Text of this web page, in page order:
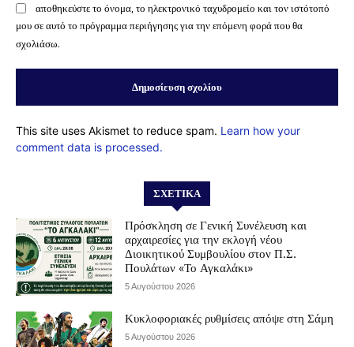
αποθηκεύστε το όνομα, το ηλεκτρονικό ταχυδρομείο και τον ιστότοπό
μου σε αυτό το πρόγραμμα περιήγησης για την επόμενη φορά που θα
σχολιάσω.
This site uses Akismet to reduce spam. Learn how your
comment data is processed.
ΣΧΕΤΙΚΆ
Πρόσκληση σε Γενική Συνέλευση και
αρχαιρεσίες για την εκλογή νέου
Διοικητικού Συμβουλίου στον Π.Σ.
Πουλάτων «Το Αγκαλάκι»
5 Αυγούστου 2026
Κυκλοφοριακές ρυθμίσεις απόψε στη Σάμη
5 Αυγούστου 2026